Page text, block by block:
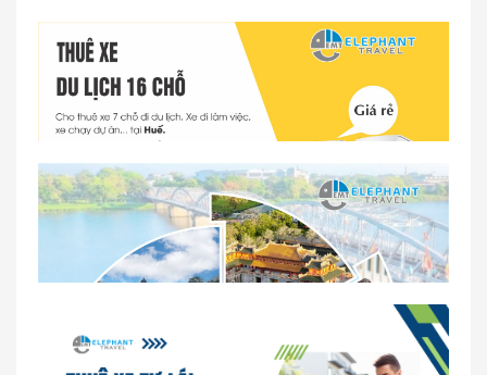
Dịch vụ thuê xe 16 chỗ tại Huế 2026